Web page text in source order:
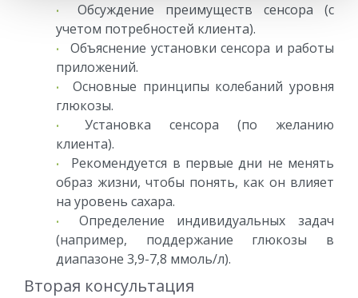
Обсуждение преимуществ сенсора (с
учетом потребностей клиента).
Объяснение установки сенсора и работы
приложений.
Основные принципы колебаний уровня
глюкозы.
Установка сенсора (по желанию
клиента).
Рекомендуется в первые дни не менять
образ жизни, чтобы понять, как он влияет
на уровень сахара.
Определение индивидуальных задач
(например, поддержание глюкозы в
диапазоне 3,9-7,8 ммоль/л).
Вторая консультация